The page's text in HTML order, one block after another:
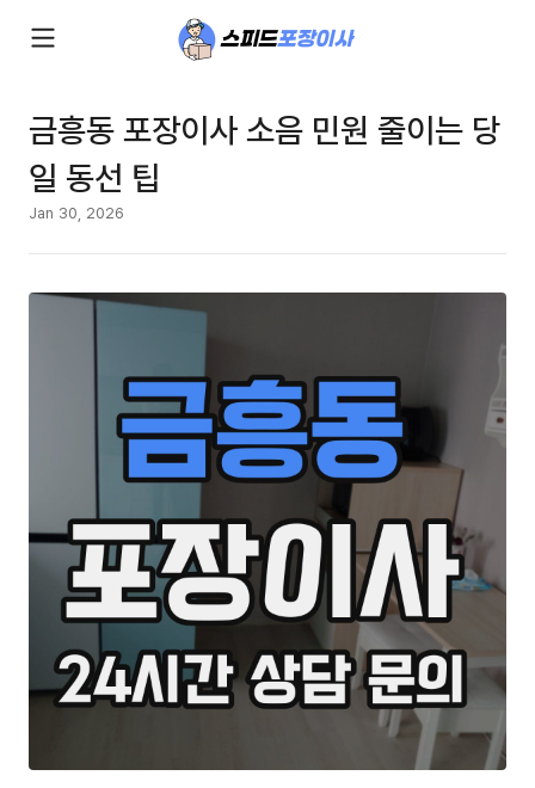
금흥동 포장이사 소음 민원 줄이는 당
일 동선 팁
Jan 30, 2026